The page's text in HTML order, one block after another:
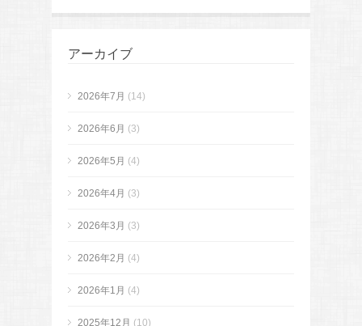
アーカイブ
2026年7月 (14)
2026年6月 (3)
2026年5月 (4)
2026年4月 (3)
2026年3月 (3)
2026年2月 (4)
2026年1月 (4)
2025年12月 (10)